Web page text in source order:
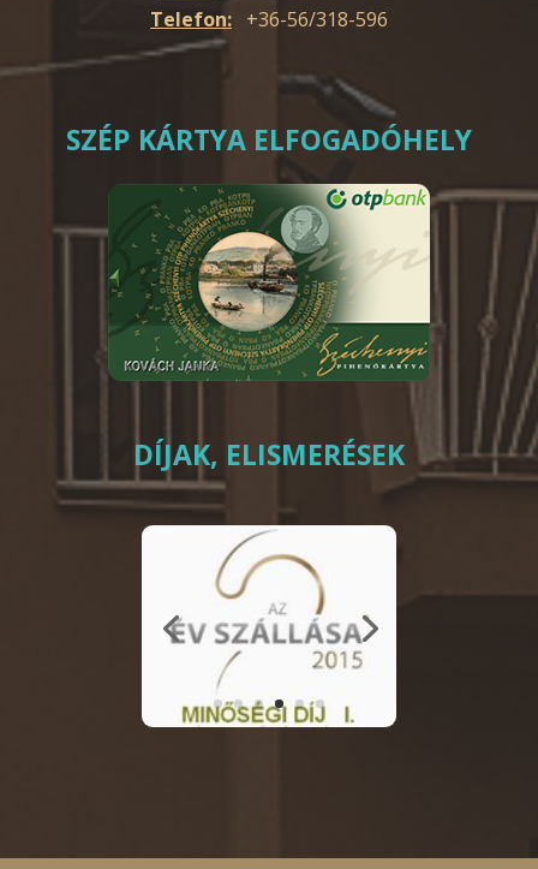
Telefon: +36-56/318-596
SZÉP KÁRTYA ELFOGADÓHELY
DÍJAK, ELISMERÉSEK